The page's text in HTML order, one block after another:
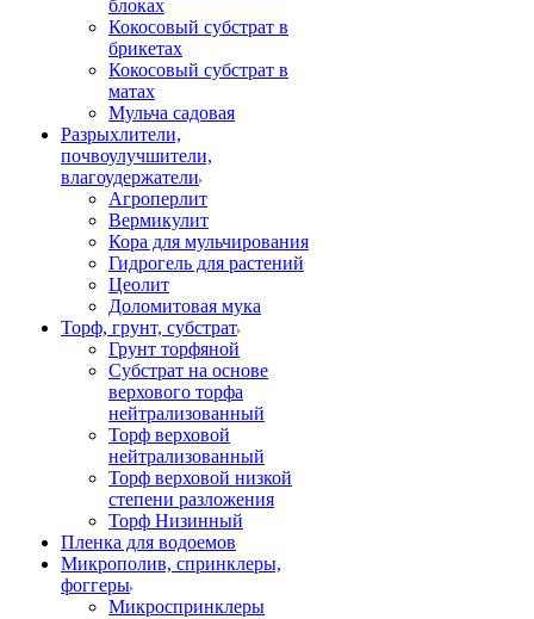
блоках
Кокосовый субстрат в
брикетах
Кокосовый субстрат в
матах
Мульча садовая
Разрыхлители,
почвоулучшители,
влагоудержатели
Агроперлит
Вермикулит
Кора для мульчирования
Гидрогель для растений
Цеолит
Доломитовая мука
Торф, грунт, субстрат
Грунт торфяной
Субстрат на основе
верхового торфа
нейтрализованный
Торф верховой
нейтрализованный
Торф верховой низкой
степени разложения
Торф Низинный
Пленка для водоемов
Микрополив, спринклеры,
фоггеры
Микроспринклеры